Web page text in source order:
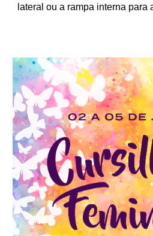
lateral ou a rampa interna para